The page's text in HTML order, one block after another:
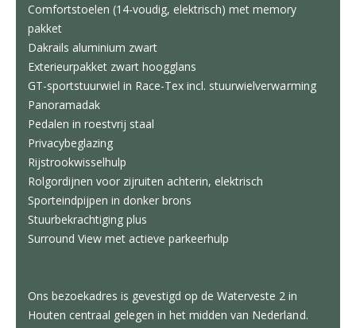
Comfortstoelen (14-voudig, elektrisch) met memory
pakket
Dakrails aluminium zwart
Exterieurpakket zwart hoogglans
GT-sportstuurwiel in Race-Tex incl. stuurwielverwarming
Panoramadak
Pedalen in roestvrij staal
Privacybeglazing
Rijstrookwisselhulp
Rolgordijnen voor zijruiten achterin, elektrisch
Sporteindpijpen in donker brons
Stuurbekrachtiging plus
Surround View met actieve parkeerhulp
Ons bezoekadres is gevestigd op de Waterveste 2 in
Houten centraal gelegen in het midden van Nederland.